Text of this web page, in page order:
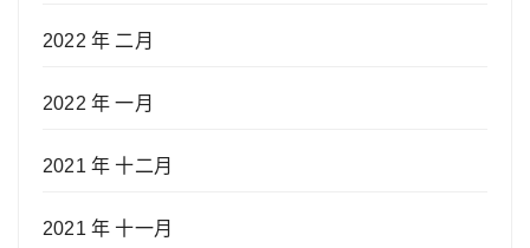
2022 年 二月
2022 年 一月
2021 年 十二月
2021 年 十一月